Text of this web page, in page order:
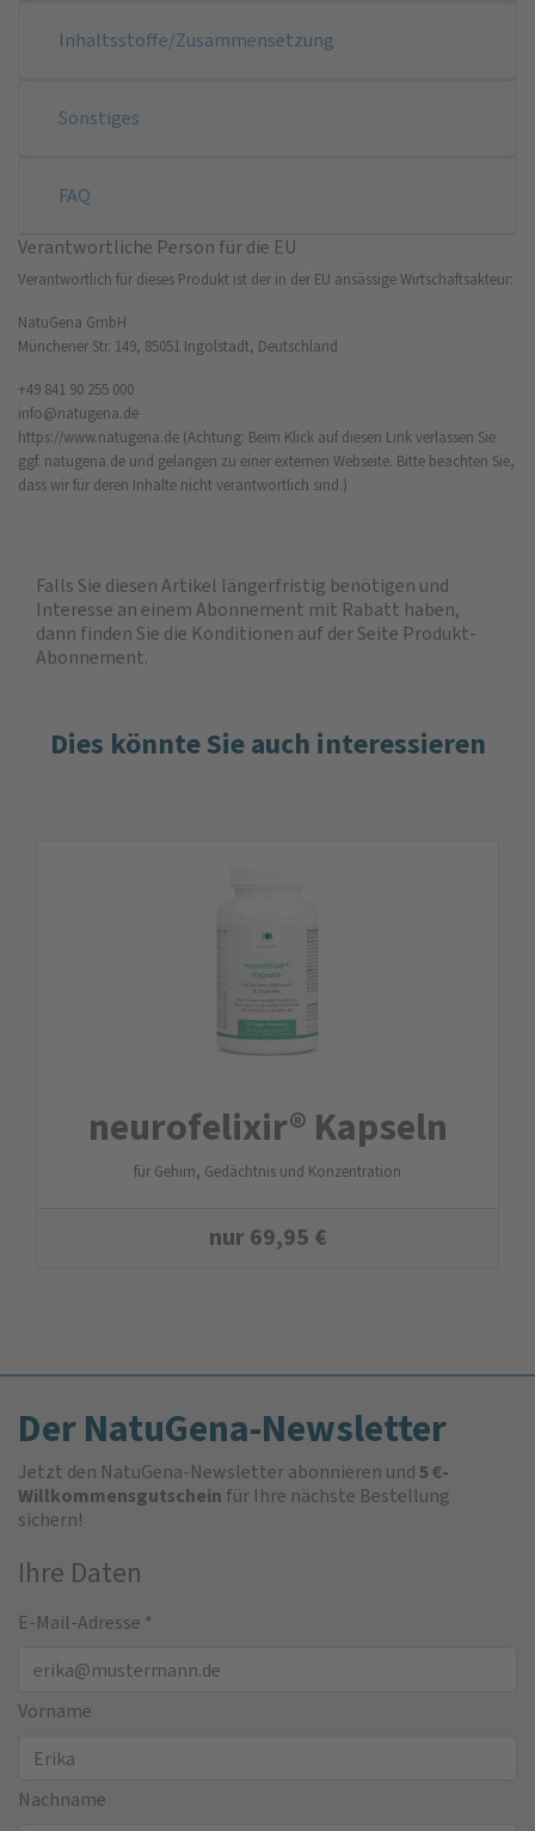
Inhaltsstoffe/Zusammensetzung
Sonstiges
FAQ
Verantwortliche Person für die EU
Verantwortlich für dieses Produkt ist der in der EU ansässige Wirtschaftsakteur:
NatuGena GmbH
Münchener Str. 149, 85051 Ingolstadt, Deutschland
+49 841 90 255 000
info@natugena.de
https://www.natugena.de (Achtung: Beim Klick auf diesen Link verlassen Sie
ggf. natugena.de und gelangen zu einer externen Webseite. Bitte beachten Sie,
dass wir für deren Inhalte nicht verantwortlich sind.)
Falls Sie diesen Artikel längerfristig benötigen und
Interesse an einem Abonnement mit Rabatt haben,
dann finden Sie die Konditionen auf der Seite Produkt-
Abonnement.
Dies könnte Sie auch interessieren
neurofelixir® Kapseln
für Gehirn, Gedächtnis und Konzentration
nur69,95 €
Der NatuGena-Newsletter
Jetzt den NatuGena-Newsletter abonnieren und5 €-
Willkommensgutschein für Ihre nächste Bestellung
sichern!
Ihre Daten
E-Mail-Adresse *
Vorname
Nachname